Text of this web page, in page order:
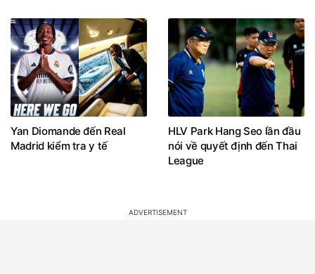
Yan Diomande đến Real
Madrid kiểm tra y tế
HLV Park Hang Seo lần đầu
nói về quyết định đến Thai
League